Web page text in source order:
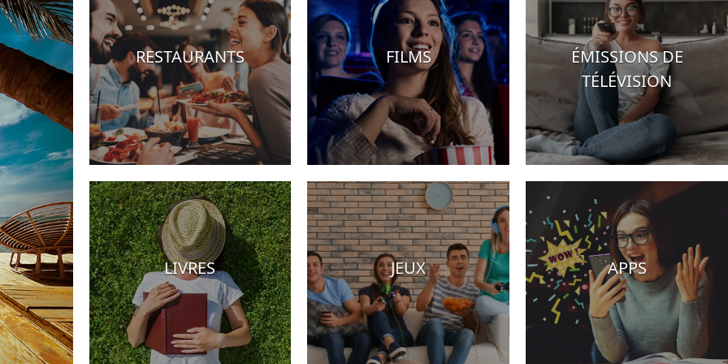
Hotels
RESTAURANTS FILMS
ÉMISSIONS DE
TÉLÉVISION
LIVRES JEUX APPS